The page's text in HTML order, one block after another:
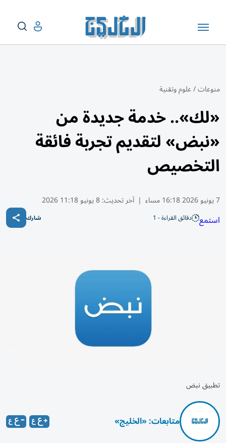
منوعات/علوم وتقنية
«لك».. خدمة جديدة من
«نبض» لتقديم تجربة فائقة
التخصيص
7 يونيو 2026 16:18 مساء | آخر تحديث:8 يونيو 11:18 2026
استمع دقائق القراءة - 1 شارك
تطبيق نبض
متابعات: «الخليج»